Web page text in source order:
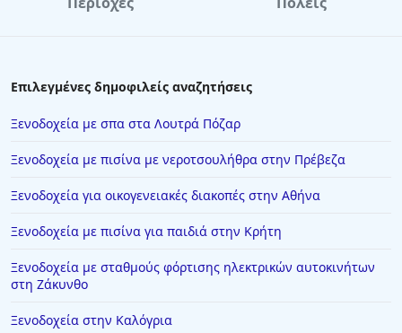
Ξενοδοχεία στα Κύθηρα
Ξενοδοχεία στη Δημητσάνα
Ξενοδοχεία στην Ιτέα
Ξενοδοχεία στο Άμστερνταμ
Ξενοδοχεία στη Λευκωσία
Ξενοδοχεία στη Γιάλοβα
Ξενοδοχεία στην Αμαλιάδα
Επιλεγμένες δημοφιλείς αναζητήσεις
Ξενοδοχεία με σπα στα Λουτρά Πόζαρ
Ξενοδοχεία με πισίνα με νεροτσουλήθρα στην Πρέβεζα
Ξενοδοχεία για οικογενειακές διακοπές στην Αθήνα
Ξενοδοχεία με πισίνα για παιδιά στην Κρήτη
Ξενοδοχεία με σταθμούς φόρτισης ηλεκτρικών αυτοκινήτων
στη Ζάκυνθο
Ξενοδοχεία στην Καλόγρια